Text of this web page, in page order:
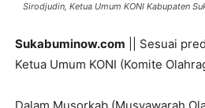
Sirodjudin, Ketua Umum KONI Kabupaten
Sukabuminow.com || Sesuai
Ketua Umum KONI (Komite